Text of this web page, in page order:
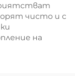
чисто и с
на